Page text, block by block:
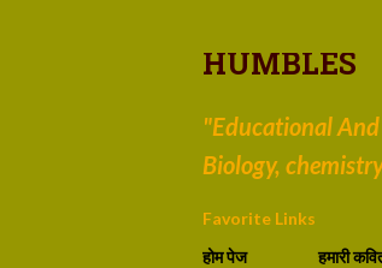
HUMBLES
"Educational
Biology,
Favorite Links
होम पेज
हमारी